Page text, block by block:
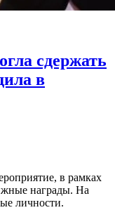
сдержать
в
в рамках
награды. На
личности.